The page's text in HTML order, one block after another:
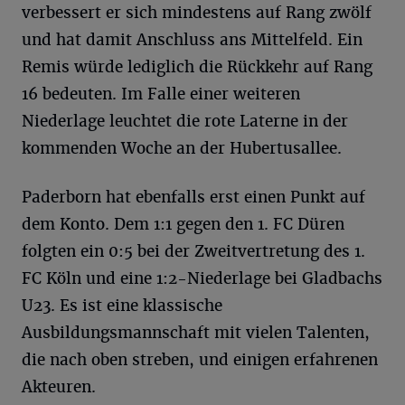
verbessert er sich mindestens auf Rang zwölf
und hat damit Anschluss ans Mittelfeld. Ein
Remis würde lediglich die Rückkehr auf Rang
16 bedeuten. Im Falle einer weiteren
Niederlage leuchtet die rote Laterne in der
kommenden Woche an der Hubertusallee.
Paderborn hat ebenfalls erst einen Punkt auf
dem Konto. Dem 1:1 gegen den 1. FC Düren
folgten ein 0:5 bei der Zweitvertretung des 1.
FC Köln und eine 1:2-Niederlage bei Gladbachs
U23. Es ist eine klassische
Ausbildungsmannschaft mit vielen Talenten,
die nach oben streben, und einigen erfahrenen
Akteuren.